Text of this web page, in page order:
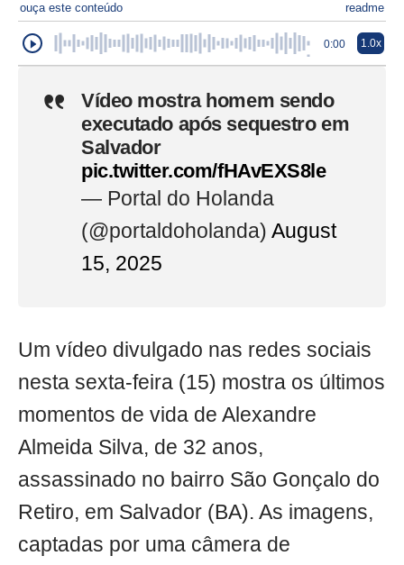
ouça este conteúdo readme
0:00 1.0x
Vídeo mostra homem sendo
executado após sequestro em
Salvador
pic.twitter.com/fHAvEXS8le
— Portal do Holanda
(@portaldoholanda) August
15, 2025
Um vídeo divulgado nas redes sociais
nesta sexta-feira (15) mostra os últimos
momentos de vida de Alexandre
Almeida Silva, de 32 anos,
assassinado no bairro São Gonçalo do
Retiro, em Salvador (BA). As imagens,
captadas por uma câmera de